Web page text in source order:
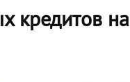
кредитов на